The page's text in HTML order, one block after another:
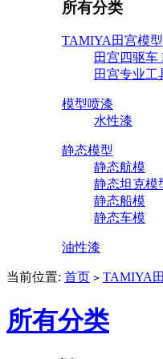
所有分类
TAMIYA田宫模型
田宫四驱车
田宫专业工
模型喷漆
水性漆
静态模型
静态航模
静态坦克模
静态船模
静态车模
油性漆
当前位置: 首页 > TAMIYA
所有分类